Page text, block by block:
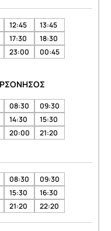
12:45
13:45
17:30
18:30
23:00 00:45
08:30
09:30
14:30
15:30
20:00
21:20
08:30
09:30
15:30
16:30
21:20 22:20